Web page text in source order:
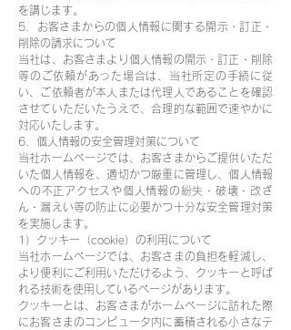
を講じます。
5．お客さまからの個人情報に関する開示・訂正・
削除の請求について
当社は、お客さまより個人情報の開示・訂正・削除
等のご依頼があった場合は、当社所定の手続に従
い、ご依頼者が本人または代理人であることを確認
させていただいたうえで、合理的な範囲で速やかに
対応いたします。
6．個人情報の安全管理対策について
当社ホームページでは、お客さまからご提供いただ
いた個人情報を、適切かつ厳重に管理し、個人情報
への不正アクセスや個人情報の紛失・破壊・改ざ
ん・漏えい等の防止に必要かつ十分な安全管理対策
を実施します。
1）クッキー（cookie）の利用について
当社ホームページでは、お客さまの負担を軽減し、
より便利にご利用いただけるよう、クッキーと呼ば
れる技術を使用しているページがあります。
クッキーとは、お客さまがホームページに訪れた際
にお客さまのコンピュータ内に蓄積される小さなテ